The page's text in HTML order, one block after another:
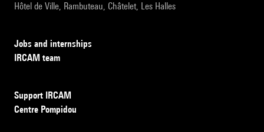
Hôtel de Ville, Rambuteau, Châtelet, Les Halles
Jobs and internships
IRCAM team
Support IRCAM
Centre Pompidou